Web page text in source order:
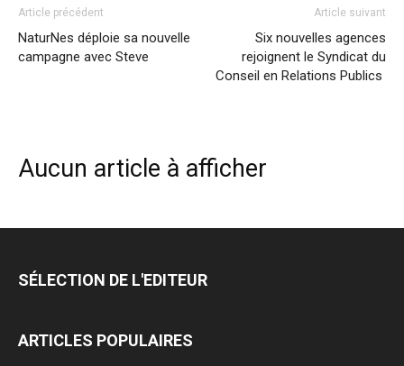
Article précédent
NaturNes déploie sa nouvelle
campagne avec Steve
Article suivant
Six nouvelles agences
rejoignent le Syndicat du
Conseil en Relations Publics
Aucun article à afficher
SÉLECTION DE L'EDITEUR
ARTICLES POPULAIRES